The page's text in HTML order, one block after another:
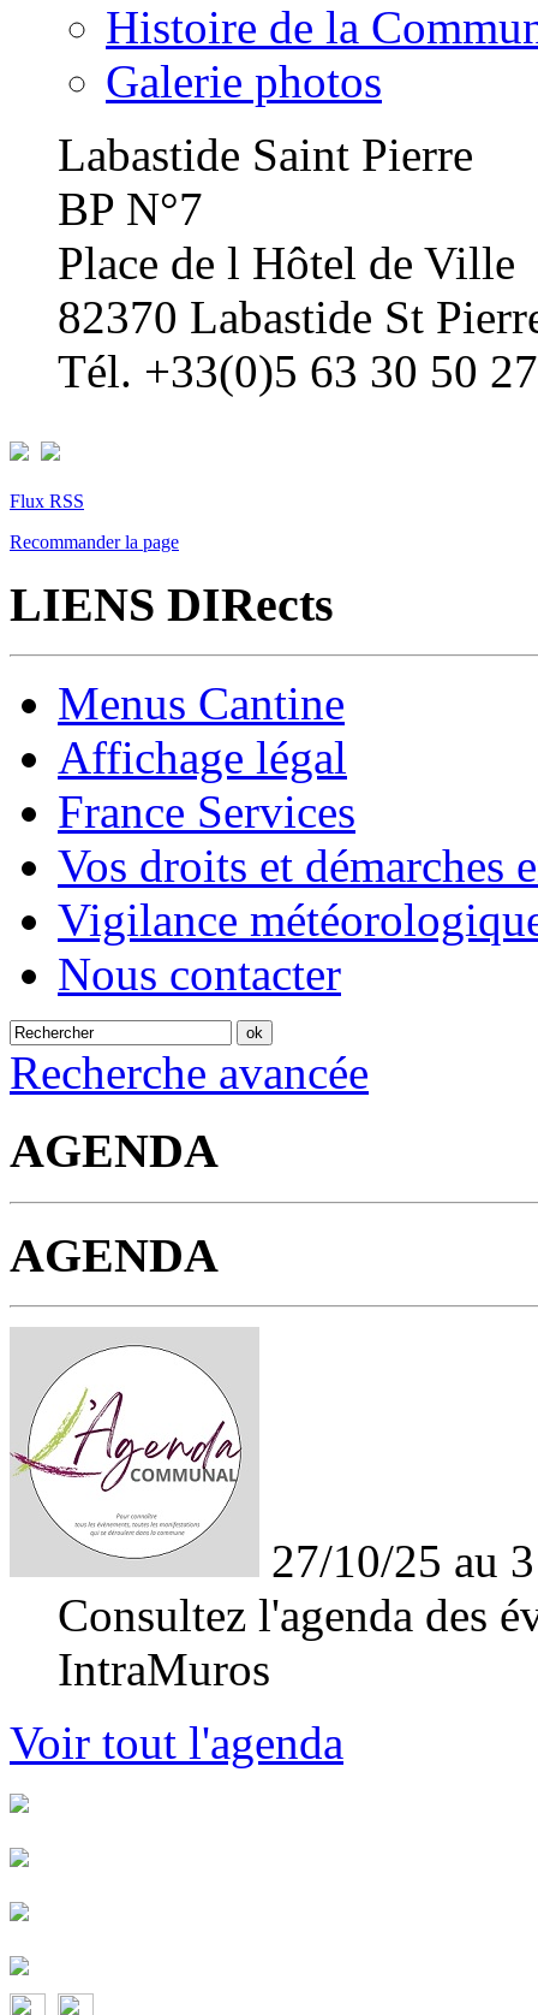
Histoire de la
Galerie photos
Labastide Saint Pierre
BP N°7
Place de l Hôtel de Ville
82370 Labastide St
Tél. +33(0)5 63 30 50 27
Flux RSS
Recommander la page
LIENS DIRects
Menus Cantine
Affichage légal
France Services
Vos droits et démarches
Vigilance
Nous contacter
Recherche avancée
AGENDA
AGENDA
27/10/25 au
Consultez l'agenda des
IntraMuros
Voir tout l'agenda